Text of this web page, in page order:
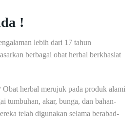
!
lebih dari 17 tahun
berbagai obat herbal berkhasiat
Obat herbal merujuk pada produk alami
tumbuhan, akar, bunga, dan bahan-
telah digunakan selama berabad-